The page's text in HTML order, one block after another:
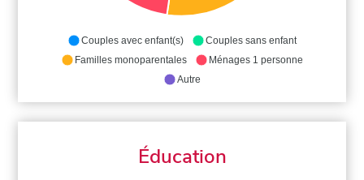
Couples avec enfant(s)
Couples sans enfant
Familles monoparentales
Ménages 1 personne
Autre
Éducation